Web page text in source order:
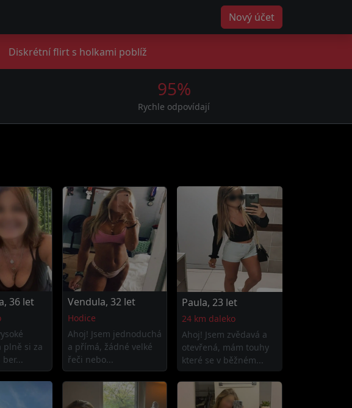
Nový účet
Diskrétní flirt s holkami poblíž
95%
Rychle odpovídají
36 let
plně si za
Vendula, 32 let
Hodice
Ahoj! Jsem jednoduchá
a přímá, žádné velké
řeči nebo...
Paula, 23 let
24 km daleko
Ahoj! Jsem zvědavá a
otevřená, mám touhy
které se v běžném...